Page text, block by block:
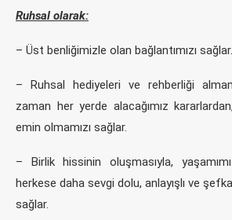
Ruhsal olarak:
– Üst benliğimizle olan bağlantımızı sağlar.
– Ruhsal hediyeleri ve rehberliği
zaman her yerde alacağımız kararlardan,
emin olmamızı sağlar.
– Birlik hissinin oluşmasıyla,
herkese daha sevgi dolu, anlayışlı ve
sağlar.